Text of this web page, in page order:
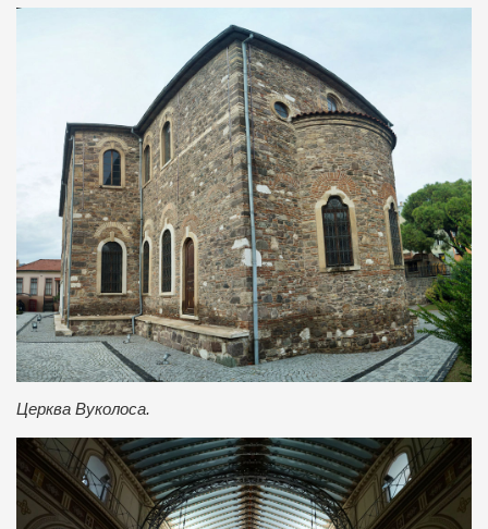
Церква Вуколоса.